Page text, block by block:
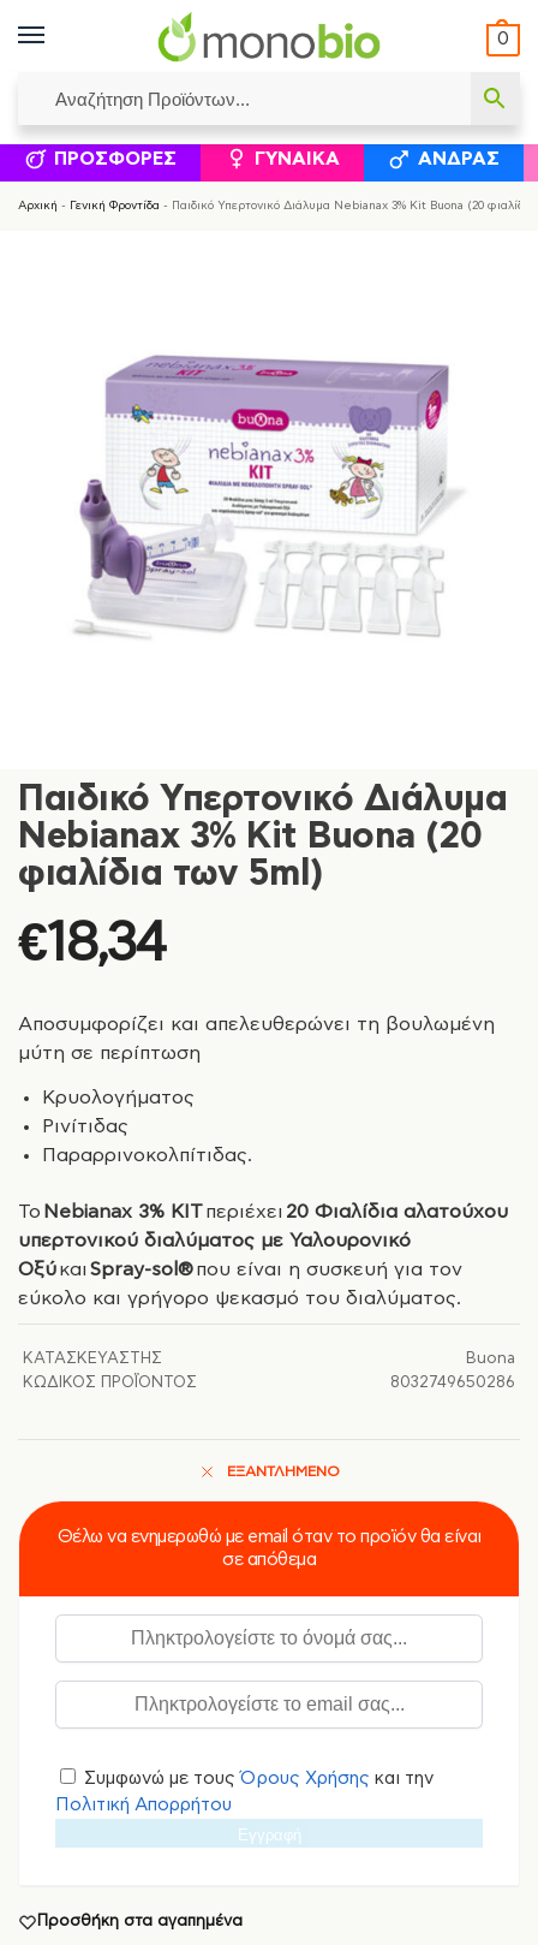
0
ΙΣΟΛΟΓΙΣΜΟΊ ΕΛΕΆΝΝΑ ΧΡΙΣΤΙΝΆΚΗ ΕΠΙΚΟΙΝΩΝΊΑ
ΣΥΜΠΛΗΡΏΜΑΤΑ ΔΙΑΤΡΟΦΉΣ ΦΥΣΙΚΆ
ΠΡΟΣΦΟΡΈΣ ΓΥΝΑΊΚΑ ΆΝΔΡΑΣ
Αρχική - Γενική Φροντίδα - Παιδικό Υπερτονικό Διάλυμα Nebianax 3% Kit Buona (20
Παιδικό Υπερτονικό Διάλυμα
Nebianax 3% Kit Buona (20
φιαλίδια των 5ml)
€18,34
Αποσυμφορίζει και απελευθερώνει τη βουλωμένη
μύτη σε περίπτωση
Κρυολογήματος
Ρινίτιδας
Παραρρινοκολπίτιδας.
Το Nebianax 3% KITπεριέχει 20 Φιαλίδια αλατούχου
υπερτονικού διαλύματος με Υαλουρονικό
Οξύκαι Spray-sol®που είναι η συσκευή για τον
εύκολο και γρήγορο ψεκασμό του διαλύματος.
ΚΑΤΑΣΚΕΥΑΣΤΉΣ
Buona
ΚΩΔΙΚΌΣ ΠΡΟΪΌΝΤΟΣ
8032749650286
ΕΞΑΝΤΛΗΜΈΝΟ
Θέλω να ενημερωθώ με email όταν το προϊόν θα είναι
σε απόθεμα
Συμφωνώ με τουςΌρους Χρήσης και την
Πολιτική Απορρήτου
Εγγραφή
Προσθήκη στα αγαπημένα